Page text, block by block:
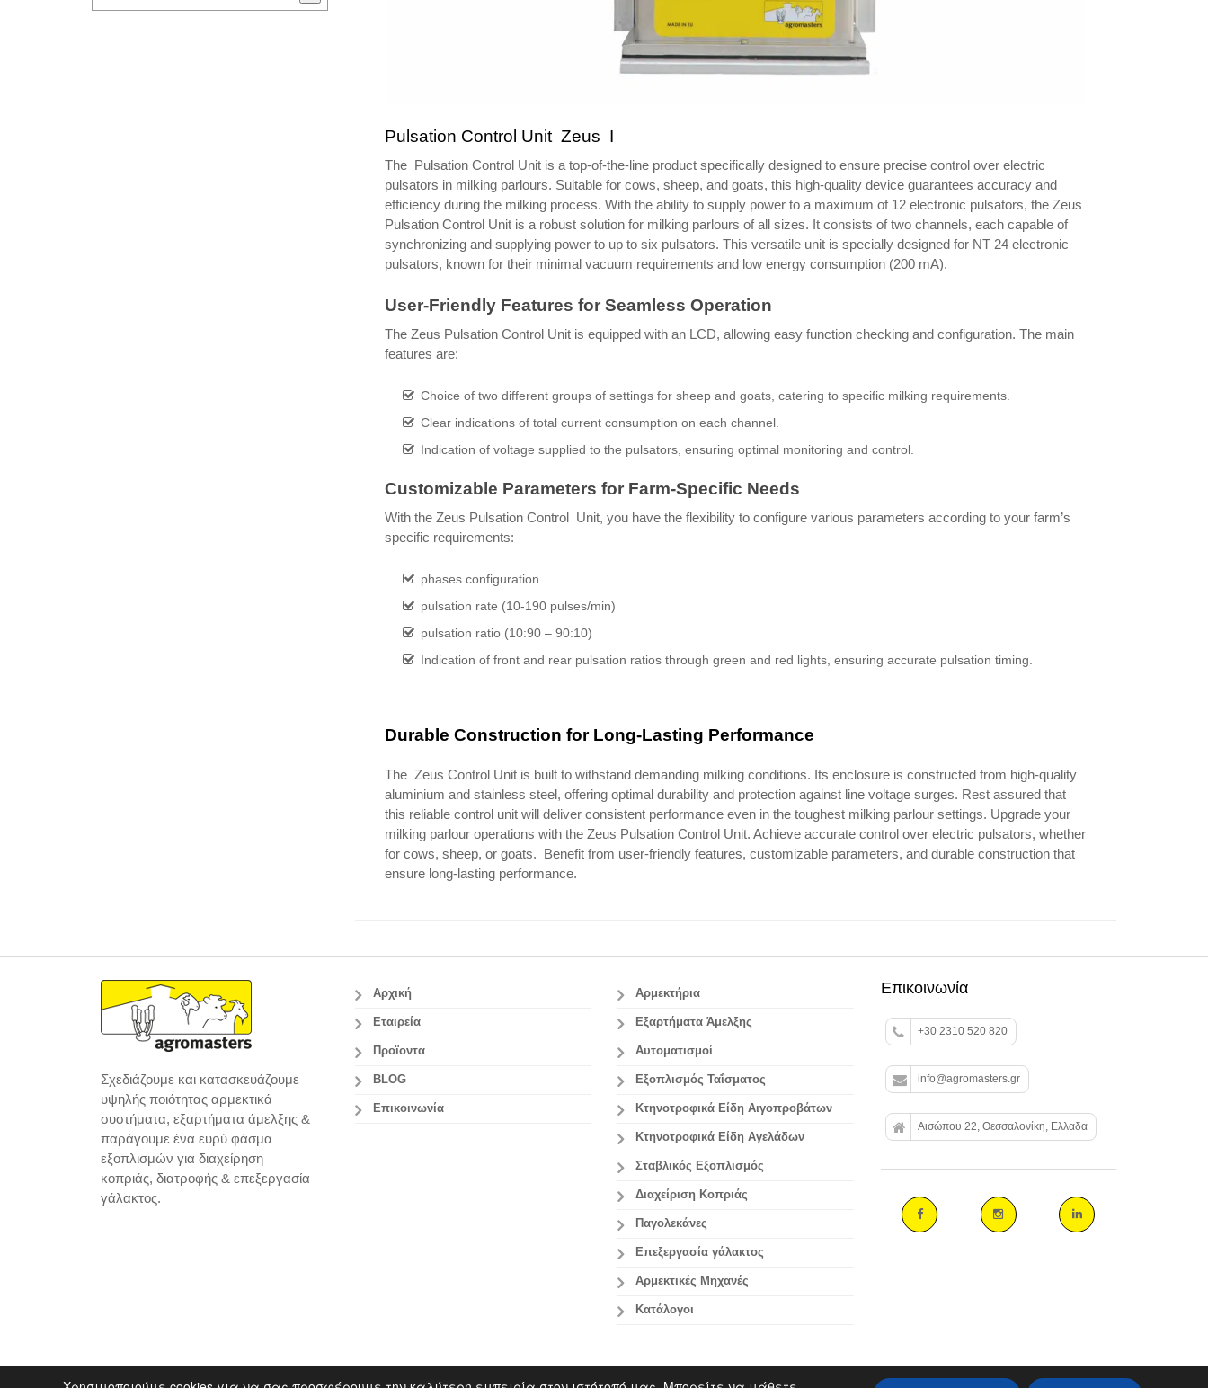
Pulsation Control Unit Zeus I
The Pulsation Control Unit is a top-of-the-line product specifically designed to ensure precise control over electric
pulsators in milking parlours. Suitable for cows, sheep, and goats, this high-quality device guarantees accuracy and
efficiency during the milking process. With the ability to supply power to a maximum of 12 electronic pulsators, the Zeus
Pulsation Control Unit is a robust solution for milking parlours of all sizes. It consists of two channels, each capable of
synchronizing and supplying power to up to six pulsators. This versatile unit is specially designed for NT 24 electronic
pulsators, known for their minimal vacuum requirements and low energy consumption (200 mA).
User-Friendly Features for Seamless Operation
The Zeus Pulsation Control Unit is equipped with an LCD, allowing easy function checking and configuration. The main
features are:
Choice of two different groups of settings for sheep and goats, catering to specific milking requirements.
Clear indications of total current consumption on each channel.
Indication of voltage supplied to the pulsators, ensuring optimal monitoring and control.
Customizable Parameters for Farm-Specific Needs
With the Zeus Pulsation Control Unit, you have the flexibility to configure various parameters according to your farm’s
specific requirements:
phases configuration
pulsation rate (10-190 pulses/min)
pulsation ratio (10:90 – 90:10)
Indication of front and rear pulsation ratios through green and red lights, ensuring accurate pulsation timing.
Durable Construction for Long-Lasting Performance
The Zeus Control Unit is built to withstand demanding milking conditions. Its enclosure is constructed from high-quality
aluminium and stainless steel, offering optimal durability and protection against line voltage surges. Rest assured that
this reliable control unit will deliver consistent performance even in the toughest milking parlour settings. Upgrade your
milking parlour operations with the Zeus Pulsation Control Unit. Achieve accurate control over electric pulsators, whether
for cows, sheep, or goats. Benefit from user-friendly features, customizable parameters, and durable construction that
ensure long-lasting performance.
Σχεδιάζουμε και κατασκευάζουμε
υψηλής ποιότητας αρμεκτικά
συστήματα, εξαρτήματα άμελξης &
παράγουμε ένα ευρύ φάσμα
εξοπλισμών για διαχείρηση
κοπριάς, διατροφής & επεξεργασία
γάλακτος.
Αρχική
Εταιρεία
Προϊοντα
BLOG
Επικοινωνία
Αρμεκτήρια
Εξαρτήματα Άμελξης
Αυτοματισμοί
Εξοπλισμός Ταΐσματος
Κτηνοτροφικά Είδη Αιγοπροβάτων
Κτηνοτροφικά Είδη Αγελάδων
Σταβλικός Εξοπλισμός
Διαχείριση Κοπριάς
Παγολεκάνες
Επεξεργασία γάλακτος
Aρμεκτικές Μηχανές
Κατάλογοι
Επικοινωνία
+30 2310 520 820
info@agromasters.gr
Αισώπου 22, Θεσσαλονίκη, Ελλαδα